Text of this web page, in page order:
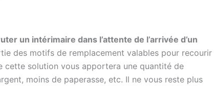
un intérimaire dans l’attente de l’arrivée d’un
des motifs de remplacement valables pour recourir
cette solution vous apportera une quantité de
moins de paperasse, etc. Il ne vous reste plus